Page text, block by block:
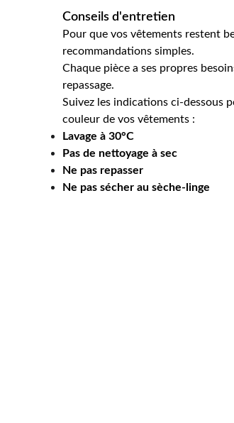
Conseils d'entretien
Pour que vos vêtements restent
recommandations simples.
Chaque pièce a ses propres
repassage.
Suivez les indications ci-dessous
couleur de vos vêtements :
Lavage à 30°C
Pas de nettoyage à sec
Ne pas repasser
Ne pas sécher au sèche-linge